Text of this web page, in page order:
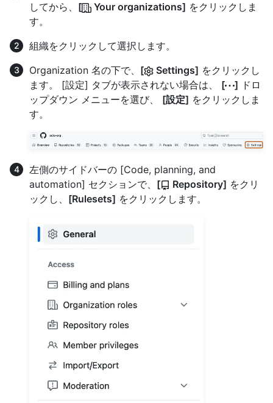
してから、 [ Your organizations] をクリックしま
す。
組織をクリックして選択します。
Organization 名の下で、 [ Settings] をクリックし
ます。 [設定] タブが表示されない場合は、 [ ] ドロ
ップダウン メニューを選び、 [設定] をクリックしま
す。
左側のサイドバーの [Code, planning, and
automation] セクションで、 [ Repository] をクリ
ックし、 [Rulesets] をクリックします。